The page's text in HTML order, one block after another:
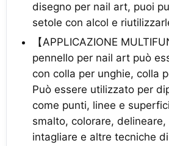
disegno per nail art, puoi
setole con alcol e
【APPLICAZIONE
pennello per nail art può
con colla per unghie, colla
Può essere utilizzato per
come punti, linee e
smalto, colorare, delineare,
intagliare e altre tecniche